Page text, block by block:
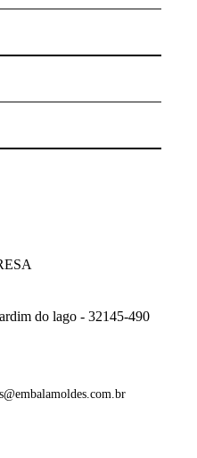
do lago - 32145-490